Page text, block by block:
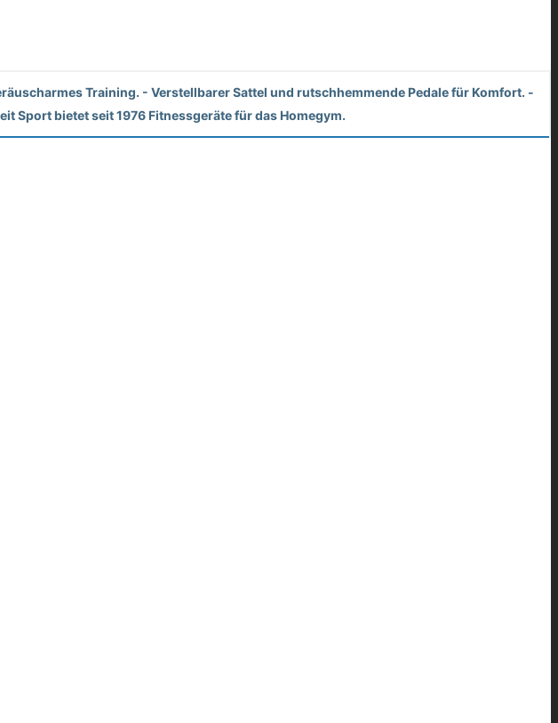
Training. - Verstellbarer Sattel und rutschhemmende Pedale für Komfort. -
Sport bietet seit 1976 Fitnessgeräte für das Homegym.